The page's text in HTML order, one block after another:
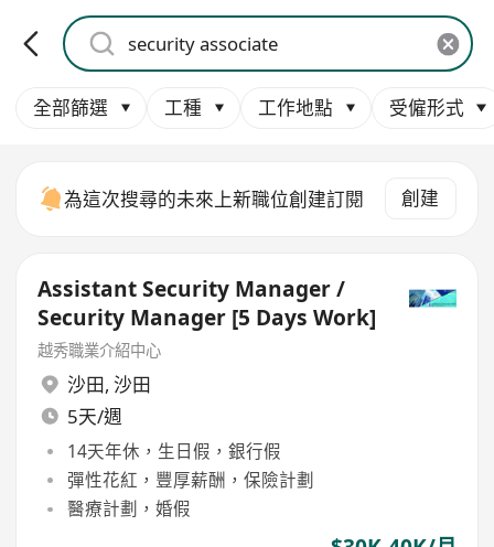
全部篩選 工種 工作地點 受僱形式
為這次搜尋的未來上新職位創建訂閱 創建
Assistant Security Manager /
Security Manager [5 Days Work]
越秀職業介紹中心
沙田, 沙田
5天/週
14天年休，生日假，銀行假
彈性花紅，豐厚薪酬，保險計劃
醫療計劃，婚假